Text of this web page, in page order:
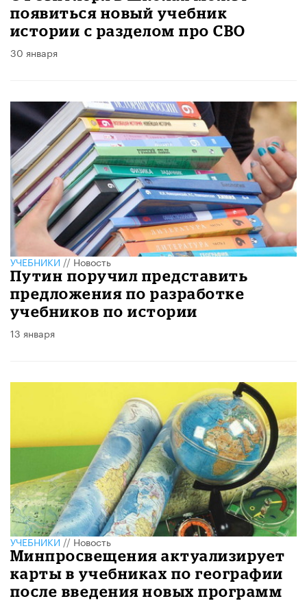
появиться новый учебник
истории с разделом про СВО
30 января
УЧЕБНИКИ//Новость
Путин поручил представить
предложения по разработке
учебников по истории
13 января
УЧЕБНИКИ//Новость
Минпросвещения актуализирует
карты в учебниках по географии
после введения новых программ